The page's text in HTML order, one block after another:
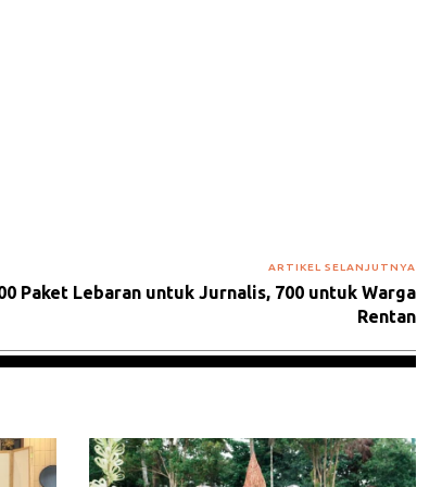
ARTIKEL SELANJUTNYA
Paket Lebaran untuk Jurnalis, 700 untuk Warga
Rentan